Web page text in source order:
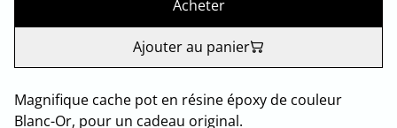
Acheter
Ajouter au panier
Magnifique cache pot en résine époxy de couleur
Blanc-Or, pour un cadeau original.